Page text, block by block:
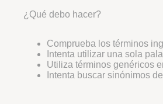
¿Qué debo hacer?
Comprueba los términos
Intenta utilizar una sola
Utiliza términos genéricos
Intenta buscar sinónimos